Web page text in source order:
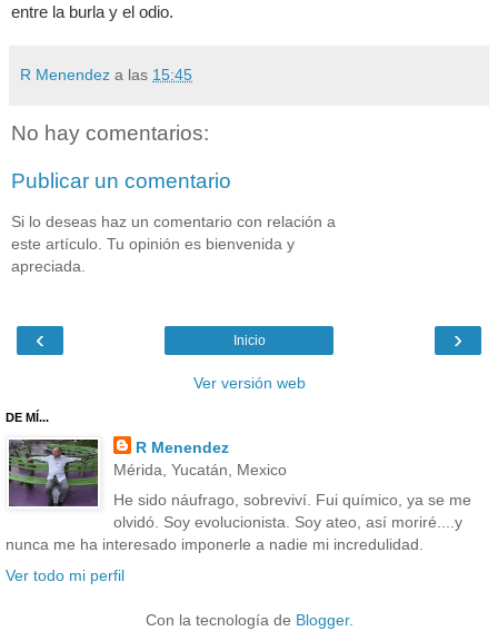
entre la burla y el odio.
R Menendez a las 15:45
No hay comentarios:
Publicar un comentario
Si lo deseas haz un comentario con relación a
este artículo. Tu opinión es bienvenida y
apreciada.
‹ ›
Inicio
Ver versión web
DE MÍ...
R Menendez
Mérida, Yucatán, Mexico
He sido náufrago, sobreviví. Fui químico, ya se me
olvidó. Soy evolucionista. Soy ateo, así moriré....y
nunca me ha interesado imponerle a nadie mi incredulidad.
Ver todo mi perfil
Con la tecnología de Blogger.